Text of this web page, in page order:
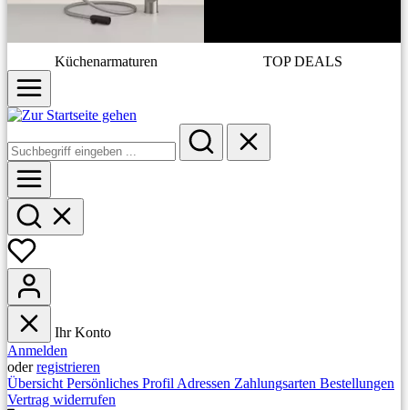
Küchenarmaturen TOP DEALS
Ihr Konto
Anmelden
oderregistrieren
Übersicht Persönliches Profil Adressen Zahlungsarten Bestellungen
Vertrag widerrufen